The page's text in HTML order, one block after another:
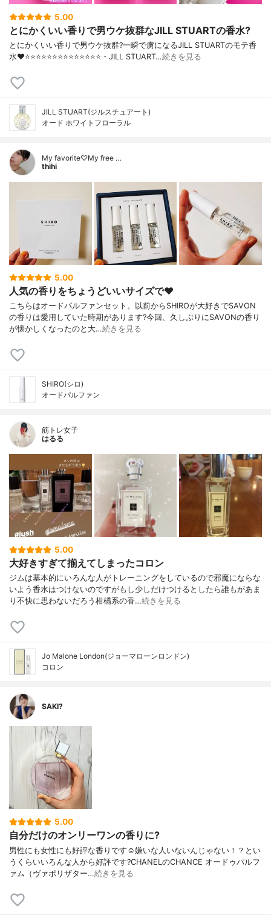
5.00
とにかくいい香りで男ウケ抜群なJILL STUARTの香水?
とにかくいい香りで男ウケ抜群?一瞬で虜になるJILL STUARTのモテ香
水❤️⭐️⭐️⭐️⭐️⭐️⭐️⭐️⭐️⭐️⭐️⭐️⭐️⭐️⭐️・JILL STUART…続きを見る
JILL STUART(ジルスチュアート)
オード ホワイトフローラル
My favorite♡My free …
thihi
5.00
人気の香りをちょうどいいサイズで❤️
こちらはオードパルファンセット。以前からSHIROが大好きでSAVON
の香りは愛用していた時期があります?今回、久しぶりにSAVONの香り
が懐かしくなったのと大…続きを見る
SHIRO(シロ)
オードパルファン
筋トレ女子
はるる
5.00
大好きすぎて揃えてしまったコロン
ジムは基本的にいろんな人がトレーニングをしているので邪魔にならな
いよう香水はつけないのですがもし少しだけつけるとしたら誰もがあま
り不快に思わないだろう柑橘系の香…続きを見る
Jo Malone London(ジョーマローンロンドン)
コロン
SAKI?
5.00
自分だけのオンリーワンの香りに?
男性にも女性にも好評な香りです☺️嫌いな人いないんじゃない！？とい
うくらいいろんな人から好評です?CHANELのCHANCE オードゥパルフ
ァム（ヴァポリザター…続きを見る